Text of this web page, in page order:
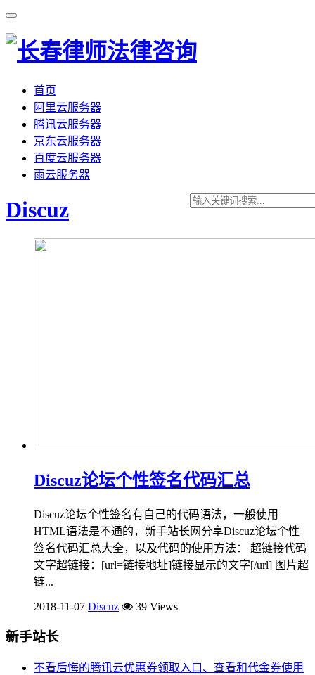
首页
阿里云服务器
腾讯云服务器
京东云服务器
百度云服务器
雨云服务器
Discuz
Discuz论坛个性签名代码汇总
Discuz论坛个性签名有自己的代码语法，一般使用
HTML语法是不通的，新手站长网分享Discuz论坛个性
签名代码汇总大全，以及代码的使用方法： 超链接代码
文字超链接：[url=链接地址]链接显示的文字[/url] 图片超
链...
2018-11-07 Discuz 39 Views
新手站长
不看后悔的腾讯云优惠券领取入口、查看和代金券使用